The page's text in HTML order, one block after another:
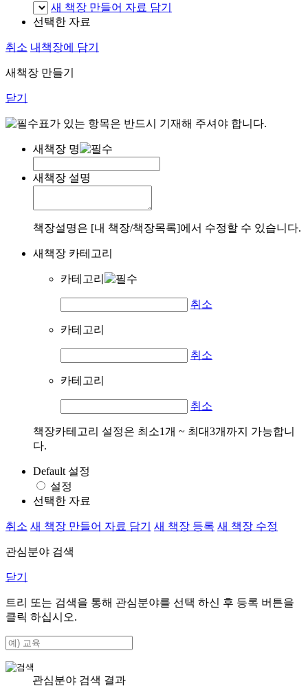
새 책장 만들어 자료 담기
선택한 자료
취소 내책장에 담기
새책장 만들기
닫기
표가 있는 항목은 반드시 기재해 주셔야 합니다.
새책장 명
새책장 설명
책장설명은 [내 책장/책장목록]에서 수정할 수 있습니다.
새책장 카테고리
카테고리
취소
카테고리
취소
카테고리
취소
책장카테고리 설정은 최소1개 ~ 최대3개까지 가능합니
다.
Default 설정
설정
선택한 자료
취소 새 책장 만들어 자료 담기 새 책장 등록 새 책장 수정
관심분야 검색
닫기
트리 또는 검색을 통해 관심분야를 선택 하신 후 등록 버튼을
클릭 하십시오.
관심분야 검색 결과